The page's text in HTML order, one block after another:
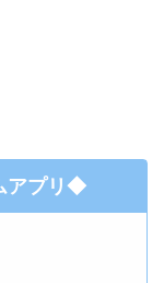
アプリ◆